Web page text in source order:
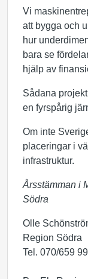
Vi
att bygga och
hur
bara se
hjälp av
Sådana
en fyrspårig
Om inte
placeringar i
infrastruktur.
Årsstämman i
Södra
Olle
Region Södra
Tel. 070/659